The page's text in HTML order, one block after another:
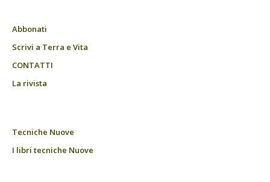
Abbonati
Scrivi a Terra e Vita
CONTATTI
La rivista
Tecniche Nuove
I libri tecniche Nuove